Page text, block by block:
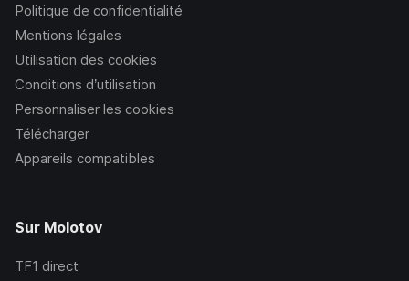
Politique de confidentialité
Mentions légales
Utilisation des cookies
Conditions d’utilisation
Personnaliser les cookies
Télécharger
Appareils compatibles
Sur Molotov
TF1 direct